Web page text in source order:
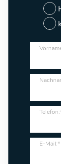
E-Mail:*